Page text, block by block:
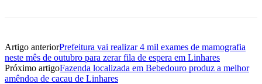
Artigo anteriorPrefeitura vai realizar 4 mil exames de mamografia
neste mês de outubro para zerar fila de espera em Linhares
Próximo artigoFazenda localizada em Bebedouro produz a melhor
amêndoa de cacau de Linhares